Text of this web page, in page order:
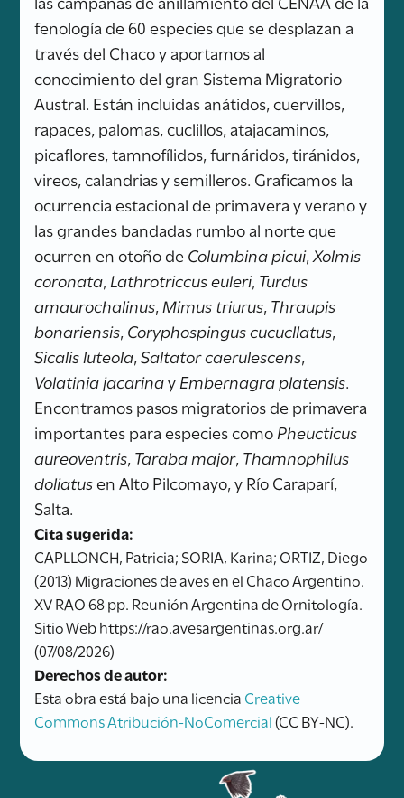
fenología de 60 especies que se desplazan a
través del Chaco y aportamos al
conocimiento del gran Sistema Migratorio
Austral. Están incluidas anátidos, cuervillos,
rapaces, palomas, cuclillos, atajacaminos,
picaflores, tamnofílidos, furnáridos, tiránidos,
vireos, calandrias y semilleros. Graficamos la
ocurrencia estacional de primavera y verano y
las grandes bandadas rumbo al norte que
ocurren en otoño deColumbina picui,Xolmis
coronata,Lathrotriccus euleri,Turdus
amaurochalinus,Mimus triurus,Thraupis
bonariensis,Coryphospingus cucucllatus,
Sicalis luteola,Saltator caerulescens,
Volatinia jacarinayEmbernagra platensis.
Encontramos pasos migratorios de primavera
importantes para especies comoPheucticus
aureoventris,Taraba major,Thamnophilus
doliatusen Alto Pilcomayo, y Río Caraparí,
Salta.
Cita sugerida:
CAPLLONCH, Patricia; SORIA, Karina; ORTIZ, Diego
(2013) Migraciones de aves en el Chaco Argentino.
XV RAO 68 pp. Reunión Argentina de Ornitología.
Sitio Web https://rao.avesargentinas.org.ar/
(07/08/2026)
Derechos de autor:
Esta obra está bajo una licencia Creative
Commons Atribución-NoComercial(CC BY-NC).